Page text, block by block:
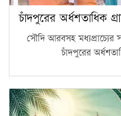
চাঁদপুরের অর্ধশতাধিক
সৌদি আরবসহ
চাঁদপুরের